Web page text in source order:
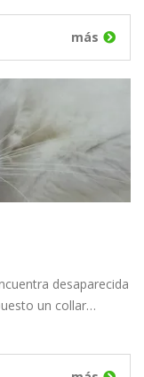
más
desaparecida
un collar…